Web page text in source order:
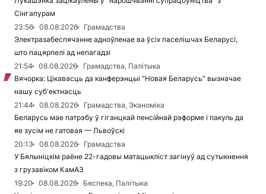
Сінгапурам
23:56
08.08.2026
Грамадства
Электразабеспячэнне адноўленае ва ўсіх паселішчах Беларусі,
што пацярпелі ад непагадзі
21:54
08.08.2026
Грамадства, Палітыка
Вячорка: Цікавасць да канферэнцыі "Новая Беларусь" вызначае
нашу суб'ектнасць
21:44
08.08.2026
Грамадства, Эканоміка
Беларусь мае патрэбу ў гіганцкай пенсійнай рэформе і пакуль да
яе зусім не гатовая — Львоўскі
20:13
08.08.2026
Грамадства
У Бялыніцкім раёне 22-гадовы матацыкліст загінуў ад сутыкнення
з грузавіком КамАЗ
19:20
08.08.2026
Бяспека, Палітыка